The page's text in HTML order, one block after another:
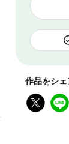
作品をシェ